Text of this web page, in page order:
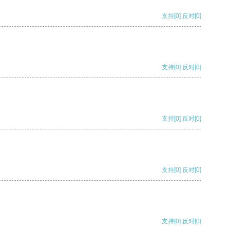
支持[0] 反对[0]
支持[0] 反对[0]
支持[0] 反对[0]
支持[0] 反对[0]
支持[0] 反对[0]